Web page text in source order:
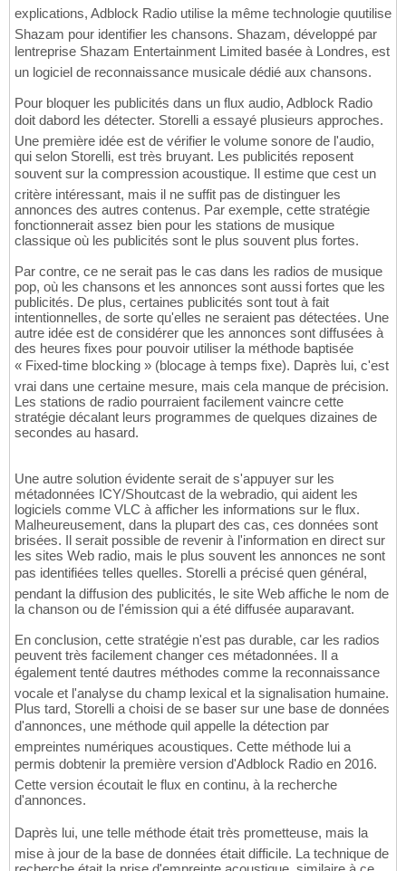
explications, Adblock Radio utilise la même technologie quutilise
Shazam pour identifier les chansons. Shazam, développé par
lentreprise Shazam Entertainment Limited basée à Londres, est
un logiciel de reconnaissance musicale dédié aux chansons.
Pour bloquer les publicités dans un flux audio, Adblock Radio
doit dabord les détecter. Storelli a essayé plusieurs approches.
Une première idée est de vérifier le volume sonore de l'audio,
qui selon Storelli, est très bruyant. Les publicités reposent
souvent sur la compression acoustique. Il estime que cest un
critère intéressant, mais il ne suffit pas de distinguer les
annonces des autres contenus. Par exemple, cette stratégie
fonctionnerait assez bien pour les stations de musique
classique où les publicités sont le plus souvent plus fortes.
Par contre, ce ne serait pas le cas dans les radios de musique
pop, où les chansons et les annonces sont aussi fortes que les
publicités. De plus, certaines publicités sont tout à fait
intentionnelles, de sorte qu'elles ne seraient pas détectées. Une
autre idée est de considérer que les annonces sont diffusées à
des heures fixes pour pouvoir utiliser la méthode baptisée
« Fixed-time blocking » (blocage à temps fixe). Daprès lui, c'est
vrai dans une certaine mesure, mais cela manque de précision.
Les stations de radio pourraient facilement vaincre cette
stratégie décalant leurs programmes de quelques dizaines de
secondes au hasard.
Une autre solution évidente serait de s'appuyer sur les
métadonnées ICY/Shoutcast de la webradio, qui aident les
logiciels comme VLC à afficher les informations sur le flux.
Malheureusement, dans la plupart des cas, ces données sont
brisées. Il serait possible de revenir à l'information en direct sur
les sites Web radio, mais le plus souvent les annonces ne sont
pas identifiées telles quelles. Storelli a précisé quen général,
pendant la diffusion des publicités, le site Web affiche le nom de
la chanson ou de l'émission qui a été diffusée auparavant.
En conclusion, cette stratégie n'est pas durable, car les radios
peuvent très facilement changer ces métadonnées. Il a
également tenté dautres méthodes comme la reconnaissance
vocale et l'analyse du champ lexical et la signalisation humaine.
Plus tard, Storelli a choisi de se baser sur une base de données
d'annonces, une méthode quil appelle la détection par
empreintes numériques acoustiques. Cette méthode lui a
permis dobtenir la première version d'Adblock Radio en 2016.
Cette version écoutait le flux en continu, à la recherche
d'annonces.
Daprès lui, une telle méthode était très prometteuse, mais la
mise à jour de la base de données était difficile. La technique de